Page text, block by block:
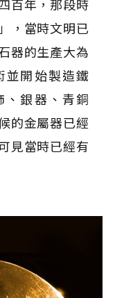
百年，那段時
」，當時文明已
器的生產大為
並開始製造鐵
、銀器、青銅
的金屬器已經
見當時已經有